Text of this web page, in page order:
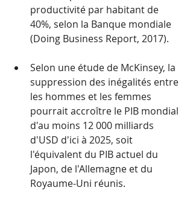
productivité par habitant de
40%, selon la Banque mondiale
(Doing Business Report, 2017).
Selon une étude de McKinsey, la
suppression des inégalités entre
les hommes et les femmes
pourrait accroître le PIB mondial
d'au moins 12 000 milliards
d'USD d'ici à 2025, soit
l'équivalent du PIB actuel du
Japon, de l'Allemagne et du
Royaume-Uni réunis.